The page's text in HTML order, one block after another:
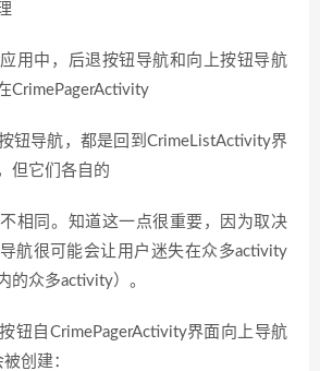
中，后退按钮导航和向上按钮导航
CrimePagerActivity
钮导航，都是回到CrimeListActivity界
但它们各自的
相同。知道这一点很重要，因为取决
航很可能会让用户迷失在众多activity
的众多activity）。
自CrimePagerActivity界面向上导航
创建：